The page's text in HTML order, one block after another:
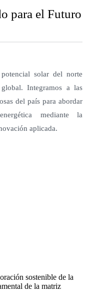
para el Futuro
solar del norte
Integramos a las
del país para abordar
mediante la
aplicada.
sostenible de la
de la matriz